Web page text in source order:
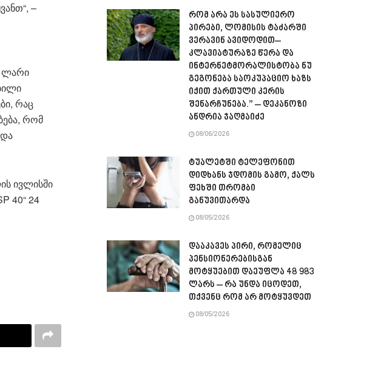
–
ლარი
რაც
რომ
ივლისში
40“ 24
რომ არა ეს სასულიერო
პირები, ლომისის ტაძარში
ვერავინ ავიდოდით–
კლავიატურაზე წერა და
ინტერნეტმორალისტობა ნუ
გეგონება საოკუპაციო ხაზს
იქით ქართული კერის
შენარჩუნება.” – დეკანოზი
ანდრია ჯაღმაიძე
08/06/2026
ტუალეტში ტელეფონით
დიდხანს ჯდომის გამო, ქალს
ფეხში თრომბი
განუვითარდა
08/05/2026
დააკავეს პირი, რომელიც
პენსიონერებისგან
მოტყუებით დაეუფლა 48 983
ლარს – რა უნდა იცოდეთ,
თქვენც რომ არ მოტყუვდეთ
08/05/2026